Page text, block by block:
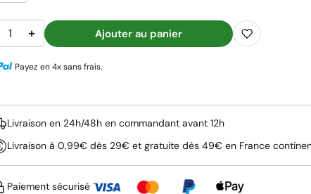
+ Ajouter au panier
Payez en 4x sans frais.
Livraison en 24h/48h en commandant avant 12h
Livraison à 0,99€ dès 29€ et gratuite dès 49€ en France
Paiement sécurisé